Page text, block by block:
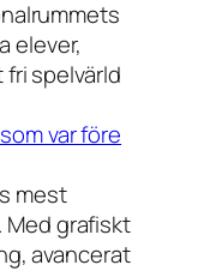
elever,
spelvärld
var före
mest
grafiskt
avancerat